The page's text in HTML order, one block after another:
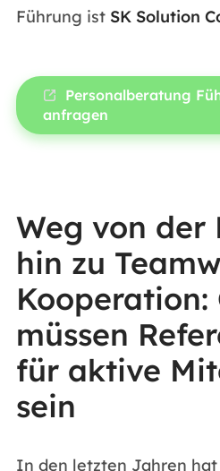
Führung ist SK Solution
Personalberatung
anfragen
Weg von der
hin zu
Kooperation:
müssen
für aktive
sein
In den letzten Jahren